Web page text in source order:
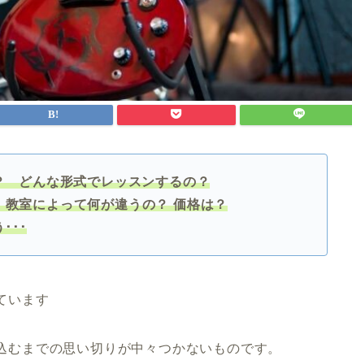
どんな形式でレッスンするの？
教室によって何が違うの？ 価格は？
･･･
います
までの思い切りが中々つかないものです。